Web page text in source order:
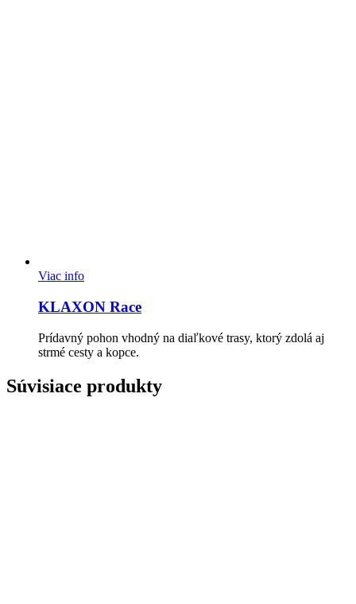
Viac info
KLAXON Race
Prídavný pohon vhodný na diaľkové trasy, ktorý zdolá aj
strmé cesty a kopce.
Súvisiace produkty